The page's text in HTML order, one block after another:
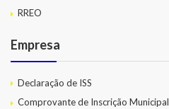
RREO
Empresa
Declaração de ISS
Comprovante de Inscrição Municipal